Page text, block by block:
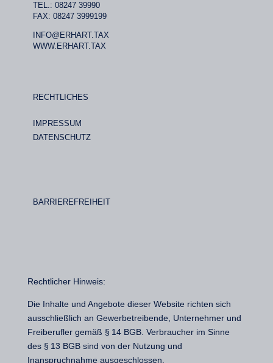
TEL.: 08247 39990
FAX: 08247 3999199
INFO@ERHART.TAX
WWW.ERHART.TAX
RECHTLICHES
IMPRESSUM
DATENSCHUTZ
BARRIEREFREIHEIT
Rechtlicher Hinweis:
Die Inhalte und Angebote dieser Website richten sich
ausschließlich an Gewerbetreibende, Unternehmer und
Freiberufler gemäß § 14 BGB. Verbraucher im Sinne
des § 13 BGB sind von der Nutzung und
Inanspruchnahme ausgeschlossen.